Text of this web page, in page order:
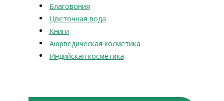
Благовония
Цветочная вода
Книги
Аюрведическая косметика
Индийская косметика